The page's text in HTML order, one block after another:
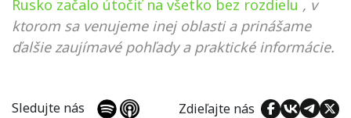
Rusko začalo útočiť na všetko bez rozdielu , v
ktorom sa venujeme inej oblasti a prinášame
ďalšie zaujímavé pohľady a praktické informácie.
Sledujte nás Zdieľajte nás